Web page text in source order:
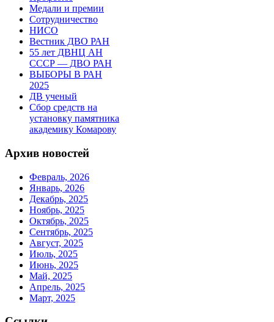
Медали и премии
Сотрудничество
НИСО
Вестник ДВО РАН
55 лет ДВНЦ АН
СССР — ДВО РАН
ВЫБОРЫ В РАН
2025
ДВ ученый
Сбор средств на
установку памятника
академику Комарову
Архив новостей
Февраль, 2026
Январь, 2026
Декабрь, 2025
Ноябрь, 2025
Октябрь, 2025
Сентябрь, 2025
Август, 2025
Июль, 2025
Июнь, 2025
Май, 2025
Апрель, 2025
Март, 2025